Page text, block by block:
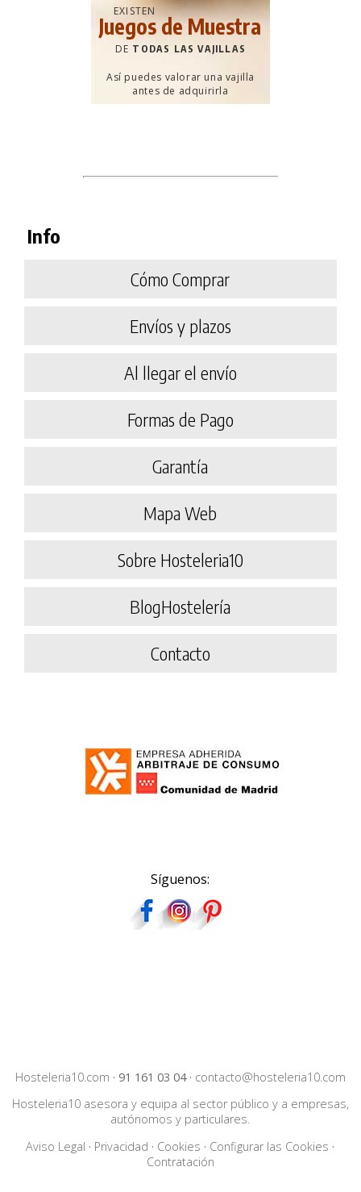
EXISTEN
Juegos de Muestra
DE TODAS LAS VAJILLAS
Así puedes valorar una vajilla
antes de adquirirla
Info
Cómo Comprar
Envíos y plazos
Al llegar el envío
Formas de Pago
Garantía
Mapa Web
Sobre Hosteleria10
BlogHostelería
Contacto
Síguenos:
Hosteleria10.com · 91 161 03 04· contacto@hosteleria10.com
Hosteleria10 asesora y equipa al sector público y a empresas,
autónomos y particulares.
Aviso Legal · Privacidad · Cookies · Configurar las Cookies ·
Contratación